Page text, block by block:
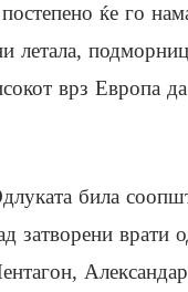
ќе го
летала,
врз Европа
била
затворени врати